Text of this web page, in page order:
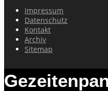
Impressum
Datenschutz
Kontakt
Archiv
Sitemap